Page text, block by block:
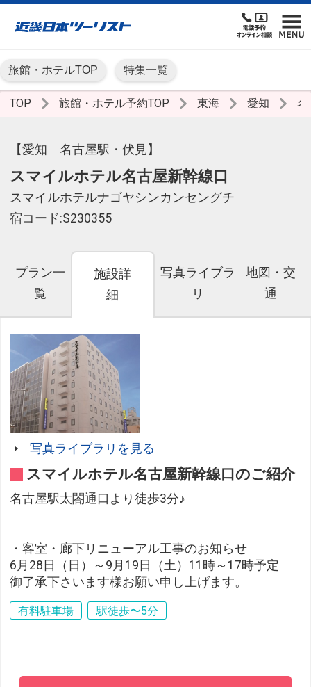
旅館・ホテルTOP 特集一覧
TOP 旅館・ホテル予約TOP 東海 愛知
【愛知 名古屋駅・伏見】
スマイルホテル名古屋新幹線口
スマイルホテルナゴヤシンカンセングチ
宿コード:S230355
プラン一
覧
施設詳
細
写真ライブラ
リ
地図・交
通
写真ライブラリを見る
スマイルホテル名古屋新幹線口のご紹介
名古屋駅太閤通口より徒歩3分♪
・客室・廊下リニューアル工事のお知らせ
6月28日（日）～9月19日（土）11時～17時予定
御了承下さいます様お願い申し上げます。
有料駐車場 駅徒歩〜5分